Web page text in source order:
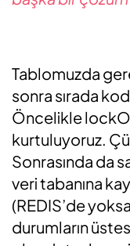
Tablomuzda
sonra sırada
Öncelikle
kurtuluyoruz.
Sonrasında da
veri tabanına
(REDIS’de
durumların